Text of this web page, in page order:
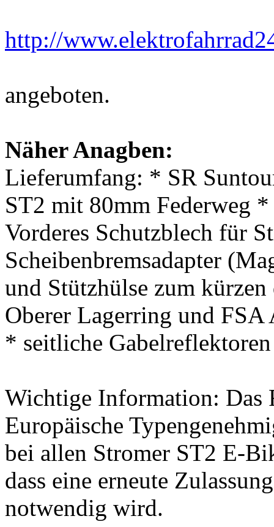
http://
angeboten.
Näher Anagben:
Lieferumfang: * SR
ST2 mit 80mm Federweg
Vorderes Schutzblech für
Scheibenbremsadapter
und Stützhülse zum
Oberer Lagerring und
* seitliche Gabelreflektoren
Wichtige Information: Das
Europäische
bei allen Stromer ST2 E-
dass eine erneute
notwendig wird.